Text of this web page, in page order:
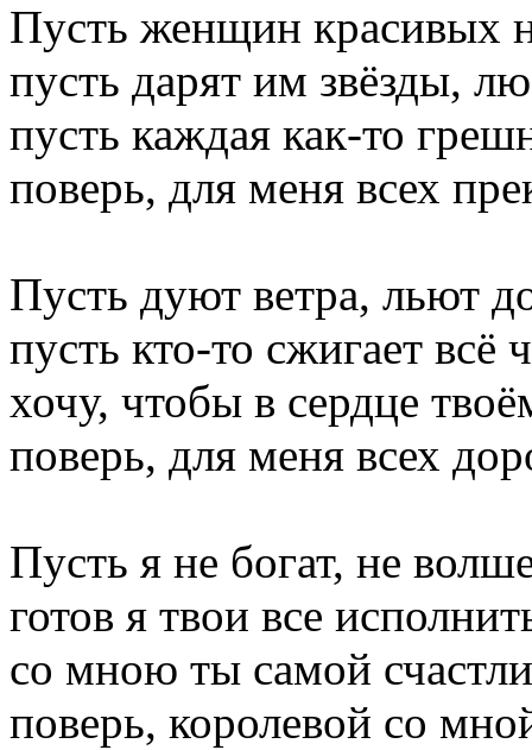
Пусть женщин красивых
пусть дарят им звёзды,
пусть каждая как-то
поверь, для меня всех
Пусть дуют ветра, льют
пусть кто-то сжигает всё
хочу, чтобы в сердце
поверь, для меня всех
Пусть я не богат, не
готов я твои все
со мною ты самой
поверь, королевой со